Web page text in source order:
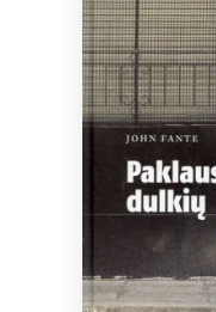
Bibliotekoms